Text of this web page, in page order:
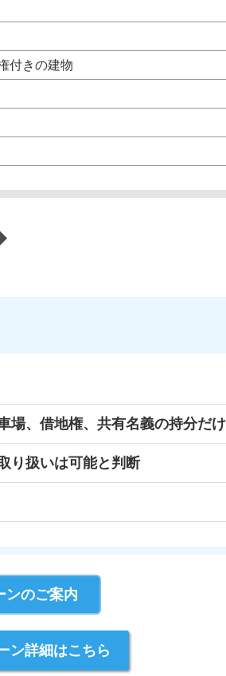
付きの建物
、借地権、共有名義の持分だ
り扱いは可能と判断
ンのご案内
ン詳細はこちら